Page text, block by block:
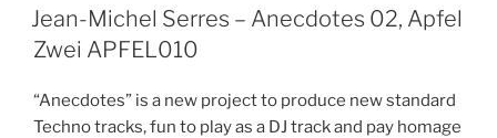
ON
Jean-Michel Serres – Anecdotes 02, Apfel
Zwei APFEL010
“Anecdotes” is a new project to produce new standard
Techno tracks, fun to play as a DJ track and pay homage